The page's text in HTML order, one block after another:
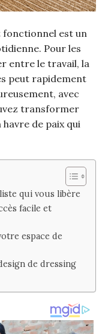
fonctionnel est un
Pour les
entre le travail, la
peut rapidement
avec
transformer
de paix qui
qui vous libère
facile et
espace de
de dressing